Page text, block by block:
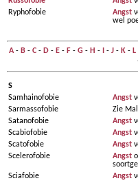
Ryphofobie
Angst
wel
A- B- C- D- E- F - G- H - - J- K- L
S
Samhainofobie
Angst
Sarmassofobie
Zie
Satanofobie
Angst
Scabiofobie
Angst
Scatofobie
Angst
Scelerofobie
Angst
Sciafobie
Angst